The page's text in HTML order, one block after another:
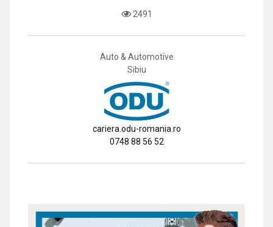
2491
Auto & Automotive
Sibiu
cariera.odu-romania.ro
0748 88 56 52